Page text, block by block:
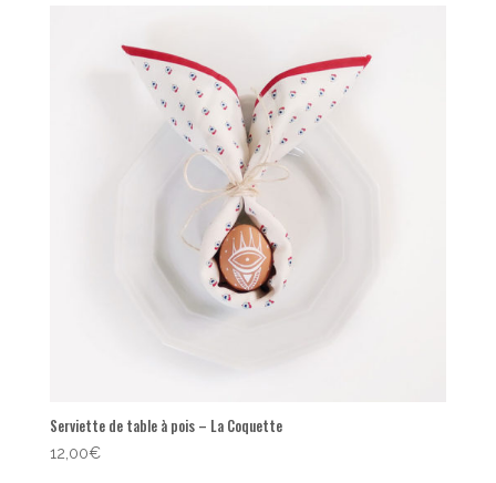
Serviette de table à pois – La Coquette
12,00€